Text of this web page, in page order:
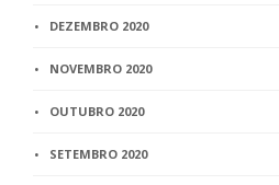
DEZEMBRO 2020
NOVEMBRO 2020
OUTUBRO 2020
SETEMBRO 2020